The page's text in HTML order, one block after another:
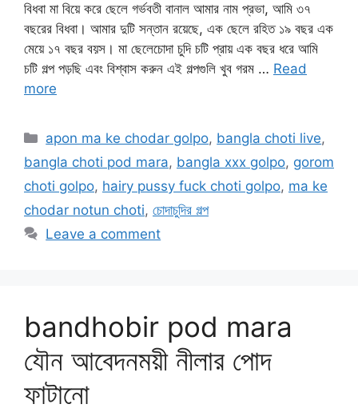
বিধবা মা বিয়ে করে ছেলে গর্ভবতী বানাল আমার নাম প্রভা, আমি ৩৭
বছরের বিধবা। আমার দুটি সন্তান রয়েছে, এক ছেলে রহিত ১৯ বছর এক
মেয়ে ১৭ বছর বয়স। মা ছেলেচোদা চুদি চটি প্রায় এক বছর ধরে আমি
চটি গল্প পড়ছি এবং বিশ্বাস করুন এই গল্পগুলি খুব গরম … Read
more
Categories
apon ma ke chodar golpo, bangla choti live,
bangla choti pod mara, bangla xxx golpo, gorom
choti golpo, hairy pussy fuck choti golpo, ma ke
chodar notun choti, চোদাচুদির গল্প
Leave a comment
bandhobir pod mara
যৌন আবেদনময়ী নীলার পোদ
ফাটানো